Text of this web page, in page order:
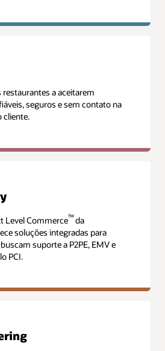
restaurantes a aceitarem
seguros e sem contato na
cliente.
Level Commerce™da
soluções integradas para
suporte a P2PE, EMV e
PCI.